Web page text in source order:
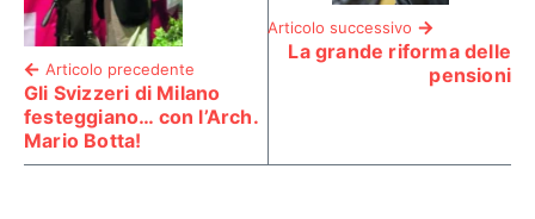
Articolo precedente
Gli Svizzeri di Milano
festeggiano… con l’Arch.
Mario Botta!
Articolo successivo
La grande riforma delle
pensioni